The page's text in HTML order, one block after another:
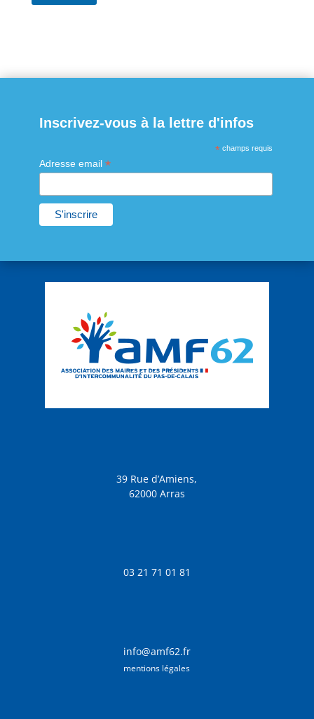
Inscrivez-vous à la lettre d'infos
* champs requis
Adresse email *
39 Rue d’Amiens,
62000 Arras
03 21 71 01 81
info@amf62.fr
mentions légales